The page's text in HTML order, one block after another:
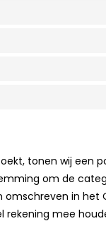
tonen wij een
om de
in het
rekening mee